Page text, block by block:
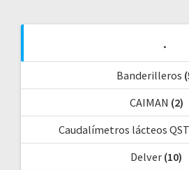
.
Banderilleros
CAIMAN (2)
Caudalímetros lácteos
Delver (10)